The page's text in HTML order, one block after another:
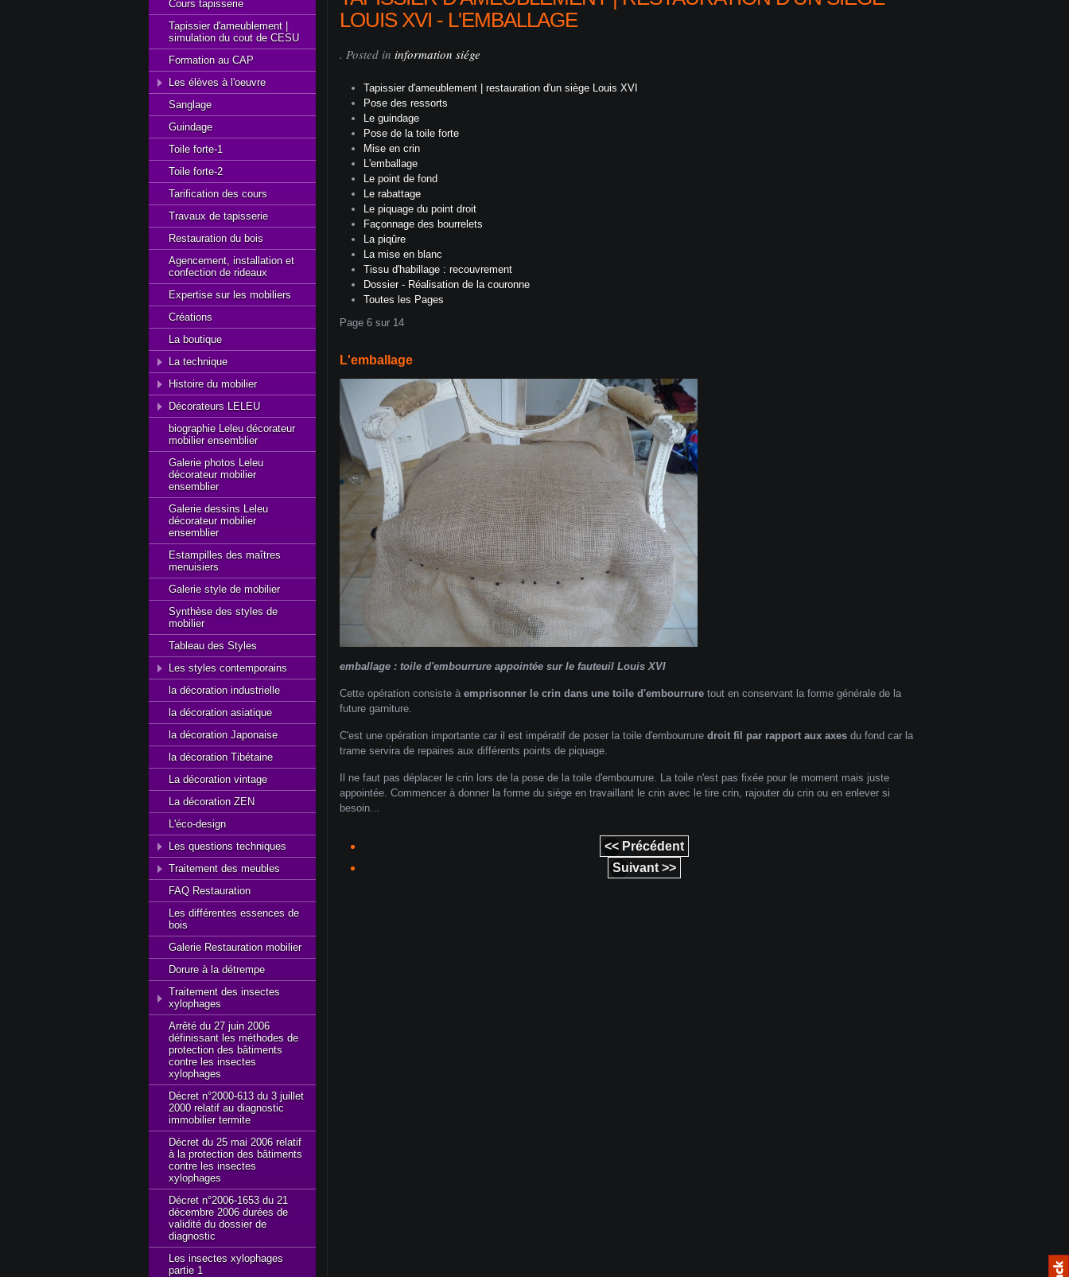
LOUIS XVI - L'EMBALLAGE
. Posted in information siége
Tapissier d'ameublement | restauration d'un siège Louis XVI
Pose des ressorts
Le guindage
Pose de la toile forte
Mise en crin
L'emballage
Le point de fond
Le rabattage
Le piquage du point droit
Façonnage des bourrelets
La piqûre
La mise en blanc
Tissu d'habillage : recouvrement
Dossier - Réalisation de la couronne
Toutes les Pages
Page 6 sur 14
L'emballage
emballage : toile d'embourrure appointée sur le fauteuil Louis XVI
Cette opération consiste à emprisonner le crin dans une toile d'embourrure tout en conservant la forme générale de la
future garniture.
C'est une opération importante car il est impératif de poser la toile d'embourrure droit fil par rapport aux axes du fond car la
trame servira de repaires aux différents points de piquage.
Il ne faut pas déplacer le crin lors de la pose de la toile d'embourrure. La toile n'est pas fixée pour le moment mais juste
appointée. Commencer à donner la forme du siège en travaillant le crin avec le tire crin, rajouter du crin ou en enlever si
besoin...
<< Précédent
Suivant >>
Cours tapisserie
Tapissier d'ameublement |
simulation du cout de CESU
Formation au CAP
Les élèves à l'oeuvre
Sanglage
Guindage
Toile forte-1
Toile forte-2
Tarification des cours
Travaux de tapisserie
Restauration du bois
Agencement, installation et
confection de rideaux
Expertise sur les mobiliers
Créations
La boutique
La technique
Histoire du mobilier
Décorateurs LELEU
biographie Leleu décorateur
mobilier ensemblier
Galerie photos Leleu
décorateur mobilier
ensemblier
Galerie dessins Leleu
décorateur mobilier
ensemblier
Estampilles des maîtres
menuisiers
Galerie style de mobilier
Synthèse des styles de
mobilier
Tableau des Styles
Les styles contemporains
la décoration industrielle
la décoration asiatique
la décoration Japonaise
la décoration Tibétaine
La décoration vintage
La décoration ZEN
L'éco-design
Les questions techniques
Traitement des meubles
FAQ Restauration
Les différentes essences de
bois
Galerie Restauration mobilier
Dorure à la détrempe
Traitement des insectes
xylophages
Arrêté du 27 juin 2006
définissant les méthodes de
protection des bâtiments
contre les insectes
xylophages
Décret n°2000-613 du 3 juillet
2000 relatif au diagnostic
immobilier termite
Décret du 25 mai 2006 relatif
à la protection des bâtiments
contre les insectes
xylophages
Décret n°2006-1653 du 21
décembre 2006 durées de
validité du dossier de
diagnostic
Les insectes xylophages
partie 1